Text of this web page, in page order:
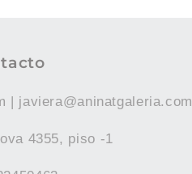
| javiera@aninatgaleria.com
4355, piso -1